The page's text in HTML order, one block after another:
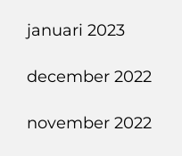
januari 2023
december 2022
november 2022